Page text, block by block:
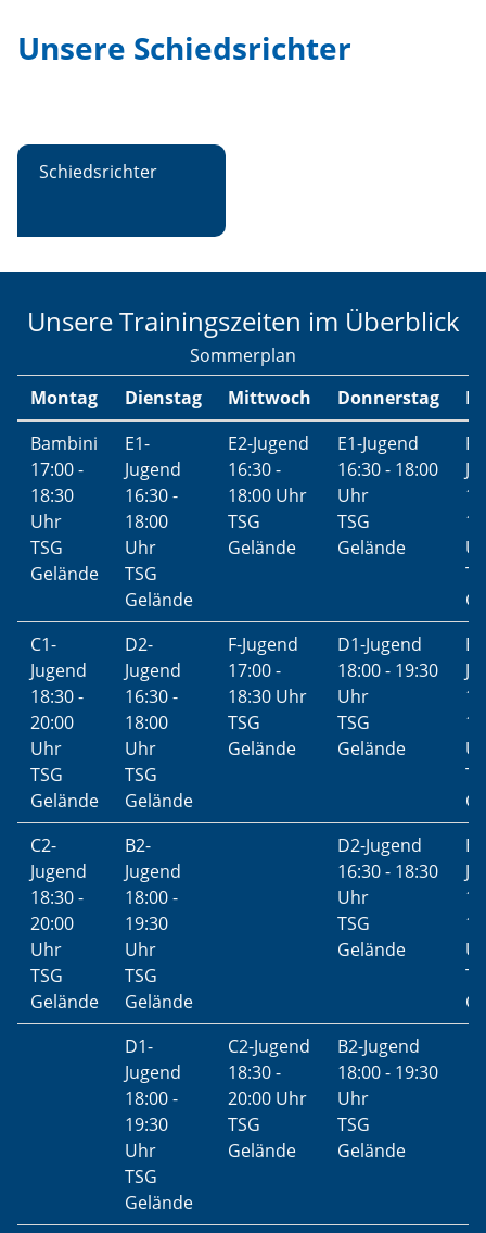
Unsere Schiedsrichter
Schiedsrichter
Unsere Trainingszeiten im Überblick
Sommerplan
Montag
Dienstag Mittwoch Donnerstag
Bambini
17:00 -
18:30
Uhr
TSG
Gelände
E1-
Jugend
16:30 -
18:00
Uhr
TSG
Gelände
E2-Jugend
16:30 -
18:00 Uhr
TSG
Gelände
E1-Jugend
16:30 - 18:00
Uhr
TSG
Gelände
F-
C1-
Jugend
18:30 -
20:00
Uhr
TSG
Gelände
D2-
Jugend
16:30 -
18:00
Uhr
TSG
Gelände
F-Jugend
17:00 -
18:30 Uhr
TSG
Gelände
D1-Jugend
18:00 - 19:30
Uhr
TSG
Gelände
C2-
Jugend
18:30 -
20:00
Uhr
TSG
Gelände
B2-
Jugend
18:00 -
19:30
Uhr
TSG
Gelände
D2-Jugend
16:30 - 18:30
Uhr
TSG
Gelände
D1-
Jugend
18:00 -
19:30
Uhr
TSG
Gelände
C2-Jugend
18:30 -
20:00 Uhr
TSG
Gelände
B2-Jugend
18:00 - 19:30
Uhr
TSG
Gelände